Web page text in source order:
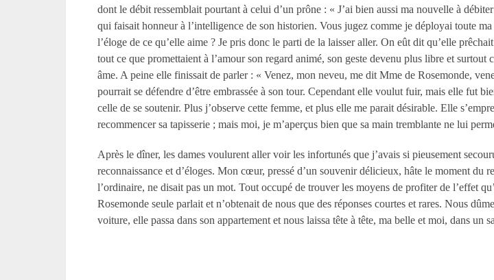
dont le débit ressemblait pourtant à celui d’un prône : « J’ai bien aussi ma nouvelle à
qui faisait honneur à l’intelligence de son historien. Vous jugez comme je déployai toute
l’éloge de ce qu’elle aime ? Je pris donc le parti de la laisser aller. On eût dit qu’elle
tout ce que promettaient à l’amour son regard animé, son geste devenu plus libre et
âme. A peine elle finissait de parler : « Venez, mon neveu, me dit Mme de Rosemonde,
pourrait se défendre d’être embrassée à son tour. Cependant elle voulut fuir, mais elle fut
celle de se soutenir. Plus j’observe cette femme, et plus elle me parait désirable. Elle
recommencer sa tapisserie ; mais moi, je m’aperçus bien que sa main tremblante ne lui
Après le dîner, les dames voulurent aller voir les infortunés que j’avais si pieusement
reconnaissance et d’éloges. Mon cœur, pressé d’un souvenir délicieux, hâte le moment du
l’ordinaire, ne disait pas un mot. Tout occupé de trouver les moyens de profiter de l’effet
Rosemonde seule parlait et n’obtenait de nous que des réponses courtes et rares. Nous
voiture, elle passa dans son appartement et nous laissa tête à tête, ma belle et moi, dans